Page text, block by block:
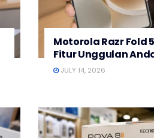
Motorola Razr Fold
Fitur Unggulan
JULY 14, 2026